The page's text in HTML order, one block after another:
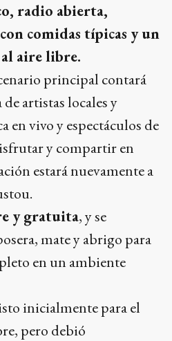
radio abierta,
comidas típicas y un
aire libre.
principal contará
artistas locales y
en vivo y espectáculos de
y compartir en
estará nuevamente a
y gratuita, y se
mate y abrigo para
en un ambiente
inicialmente para el
pero debió